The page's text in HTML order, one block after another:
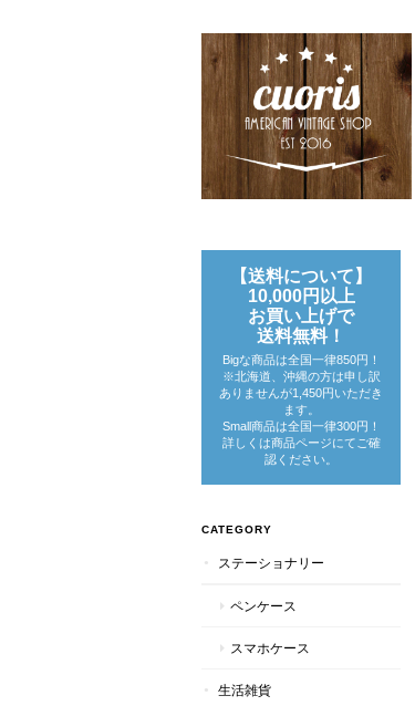
【送料について】
10,000円以上
お買い上げで
送料無料！
Bigな商品は全国一律850円！
※北海道、沖縄の方は申し訳
ありませんが1,450円いただき
ます。
Small商品は全国一律300円！
詳しくは商品ページにてご確
認ください。
CATEGORY
ステーショナリー
ペンケース
スマホケース
生活雑貨